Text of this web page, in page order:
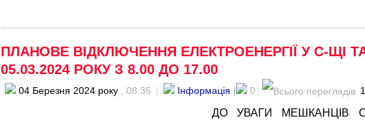
ПЛАНОВЕ ВІДКЛЮЧЕННЯ ЕЛЕКТРОЕНЕРГІЇ У С-ЩІ
05.03.2024 РОКУ З 8.00 ДО 17.00
04 Березня 2024 року , 08:36 | Інформація | 0 |
ДО УВАГИ МЕШКАНЦІВ